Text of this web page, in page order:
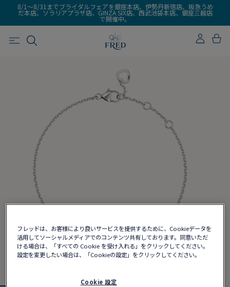
8/1～8/31までブライダルフェアを銀座本店、伊勢丹新宿店、阪急うめ
だ本店、ソラリアプラザ店、GINZA SIX店、西武池袋本店、銀座三越店
で開催中。
フレッドは、お客様により良いサービスを提供するために、Cookieデータを
活用してソーシャルメディアでのコンテンツ共有しております。同意いただ
ける場合は、「すべての Cookie を受け入れる」をクリックしてください。
設定を変更したい場合は、「Cookieの設定」をクリックしてください。
Cookie 設定